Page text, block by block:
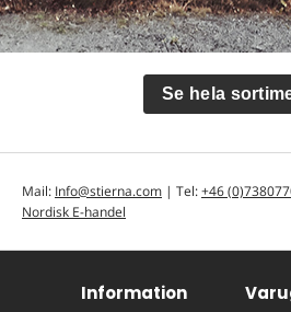
Se hela
Mail: Info@stierna.com | Tel:+46
Nordisk E-handel
Information